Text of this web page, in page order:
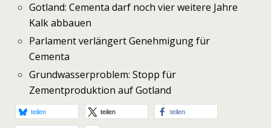
Gotland: Cementa darf noch vier weitere Jahre
Kalk abbauen
Parlament verlängert Genehmigung für
Cementa
Grundwasserproblem: Stopp für
Zementproduktion auf Gotland
teilen teilen teilen